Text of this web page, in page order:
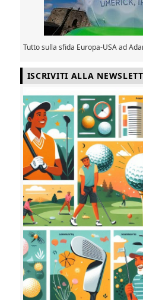
Tutto sulla sfida Europa-USA ad
ISCRIVITI ALLA